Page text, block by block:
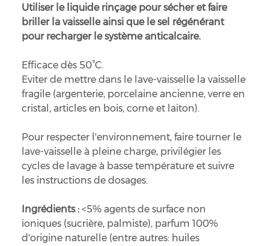
Utiliser le liquide rinçage pour sécher et faire
briller la vaisselle ainsi que le sel régénérant
pour recharger le système anticalcaire.
Efficace dès 50°C.
Eviter de mettre dans le lave-vaisselle la vaisselle
fragile (argenterie, porcelaine ancienne, verre en
cristal, articles en bois, corne et laiton).
Pour respecter l'environnement, faire tourner le
lave-vaisselle à pleine charge, privilégier les
cycles de lavage à basse température et suivre
les instructions de dosages.
Ingrédients : <5% agents de surface non
ioniques (sucrière, palmiste), parfum 100%
d'origine naturelle (entre autres: huiles